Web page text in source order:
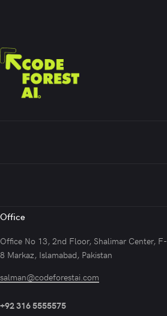
Office
Office No 13, 2nd Floor, Shalimar Center, F-
8 Markaz, Islamabad, Pakistan
salman@codeforestai.com
+92 316 5555575